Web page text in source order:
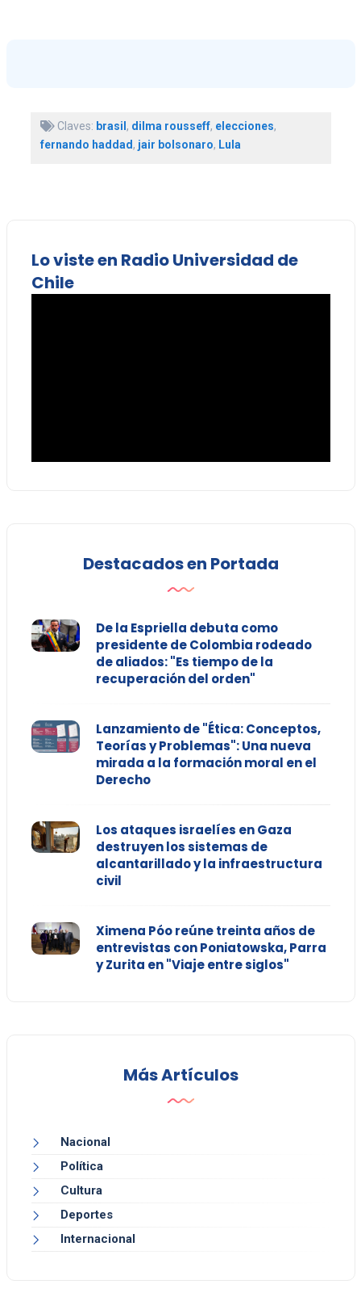
Claves: brasil, dilma rousseff, elecciones,
fernando haddad, jair bolsonaro, Lula
Lo viste en Radio Universidad de
Chile
Destacados en Portada
De la Espriella debuta como
presidente de Colombia rodeado
de aliados: "Es tiempo de la
recuperación del orden"
Lanzamiento de "Ética: Conceptos,
Teorías y Problemas": Una nueva
mirada a la formación moral en el
Derecho
Los ataques israelíes en Gaza
destruyen los sistemas de
alcantarillado y la infraestructura
civil
Ximena Póo reúne treinta años de
entrevistas con Poniatowska, Parra
y Zurita en "Viaje entre siglos"
Más Artículos
Nacional
Política
Cultura
Deportes
Internacional